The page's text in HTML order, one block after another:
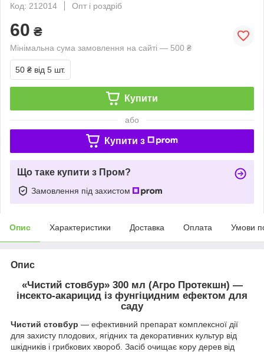
Код: 212014
Опт і роздріб
60 ₴
Мінімальна сума замовлення на сайті — 500 ₴
50 ₴ від 5 шт.
Купити
або
Купити з
Що таке купити з Пром?
Замовлення під захистом
Опис Характеристики Доставка Оплата Умови
Опис
«Чистий стовбур» 300 мл (Агро Протекшн) —
інсекто-акарицид із фунгіцидним ефектом для
саду
Чистий стовбур — ефективний препарат комплексної дії
для захисту плодових, ягідних та декоративних культур від
шкідників і грибкових хвороб. Засіб очищає кору дерев від